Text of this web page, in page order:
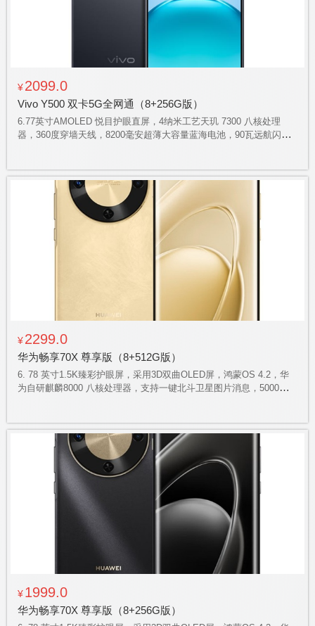
¥2099.0
Vivo Y500 双卡5G全网通（8+256G版）
6.77英寸AMOLED 悦目护眼直屏，4纳米工艺天玑 7300 八核处理
器，360度穿墙天线，8200毫安超薄大容量蓝海电池，90瓦远航闪
具备 IP69+满级防水能力
¥2299.0
华为畅享70X 尊享版（8+512G版）
6. 78 英寸1.5K臻彩护眼屏，采用3D双曲OLED屏，鸿蒙OS 4.2，华
为自研麒麟8000 八核处理器，支持一键北斗卫星图片消息，5000万像
¥1999.0
华为畅享70X 尊享版（8+256G版）